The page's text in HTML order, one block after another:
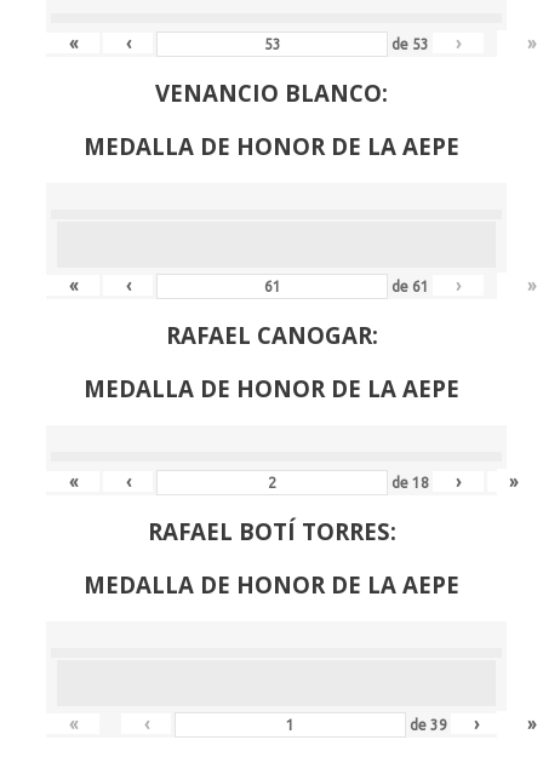
« ‹ de 53 › »
VENANCIO BLANCO:
MEDALLA DE HONOR DE LA AEPE
« ‹ de 61 › »
RAFAEL CANOGAR:
MEDALLA DE HONOR DE LA AEPE
« ‹ de18 › »
RAFAEL BOTÍ TORRES:
MEDALLA DE HONOR DE LA AEPE
« ‹ de39 › »